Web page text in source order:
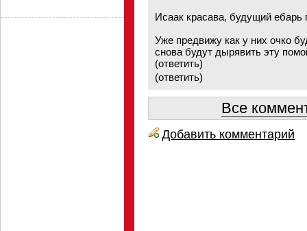
Исаак красава, будущий ебарь
Уже предвижу как у них очко
снова будут дырявить эту
(ответить)
(ответить)
Все
Добавить комментарий